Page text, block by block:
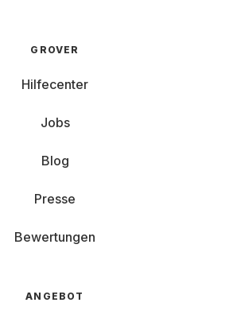
GROVER
Hilfecenter
Jobs
Blog
Presse
Bewertungen
ANGEBOT